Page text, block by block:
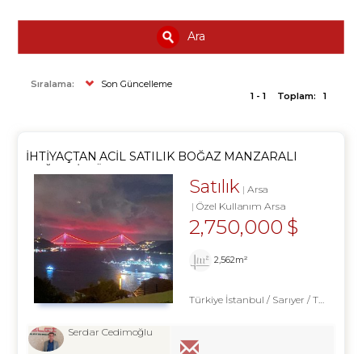
Ara
Sıralama:
Son Güncelleme
1 - 1
Toplam: 1
İHTIYAÇTAN ACIL SATILIK BOĞAZ MANZARALI
DEĞERLI MÜLK
Satılık
Arsa
Özel Kullanım Arsa
2,750,000 $
2,562m²
Türkiye İstanbul / Sarıyer / Tarabya
Serdar Cedimoğlu